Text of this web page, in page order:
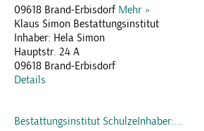
09618 Brand-Erbisdorf Mehr »
Klaus Simon Bestattungsinstitut
Inhaber: Hela Simon
Hauptstr. 24 A
09618 Brand-Erbisdorf
Details
Bestattungsinstitut SchulzeInhaber:...